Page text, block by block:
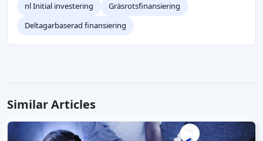
What is Questo market potential?
roov on Spreds
What problem mo-jet is solving?
Bazzum on Accumeo
What problem Bazzum is solving?
Turf Gamechanger Oy on CrowdedHero
Padures muiža on CrowdedHero
nl Initial investering
Gräsrotsfinansiering
Deltagarbaserad finansiering
Similar Articles